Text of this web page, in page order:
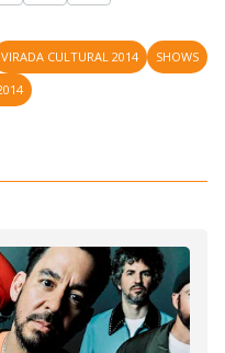
VIRADA CULTURAL 2014
SHOWS